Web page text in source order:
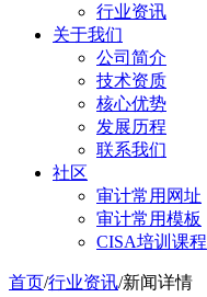
行业资讯
关于我们
公司简介
技术资质
核心优势
发展历程
联系我们
社区
审计常用网址
审计常用模板
CISA培训课程
首页/行业资讯/新闻详情